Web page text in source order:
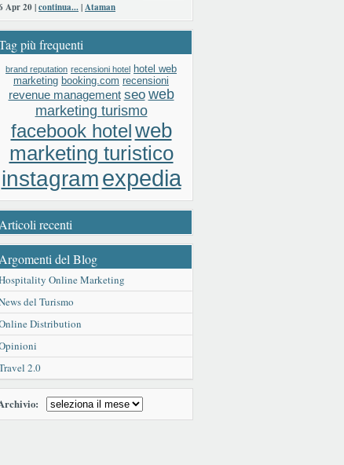
Apr 20 |continua...|Ataman
più frequenti
brand reputation recensioni hotel hotel web
marketing booking.com recensioni
revenue management seo web
marketing turismo
facebook hotelweb
marketing turistico
instagramexpedia
Articoli recenti
Argomenti del Blog
Online Marketing
del Turismo
Distribution
2.0